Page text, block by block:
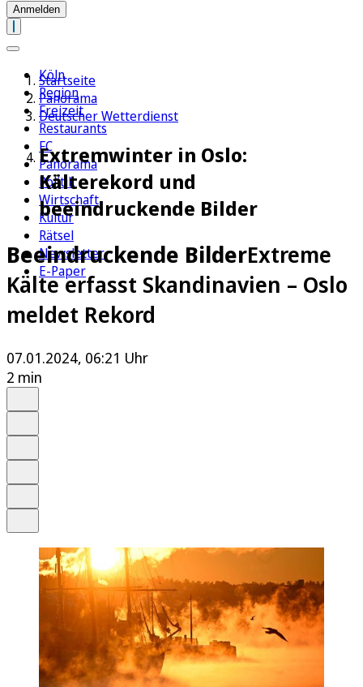
Anmelden
Köln
Region
Freizeit
Restaurants
FC
Panorama
Politik
Wirtschaft
Kultur
Rätsel
Newsletter
E-Paper
Startseite
Panorama
Deutscher Wetterdienst
Extremwinter in Oslo:
Kälterekord und
beeindruckende Bilder
Beeindruckende BilderExtreme
Kälte erfasst Skandinavien – Oslo
meldet Rekord
07.01.2024, 06:21 Uhr
2 min